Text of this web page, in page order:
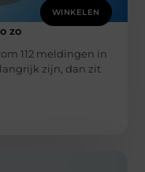
WINKELEN
zo
112 meldingen in
zijn, dan zit